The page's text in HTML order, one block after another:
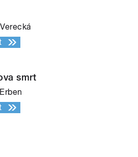
smrt